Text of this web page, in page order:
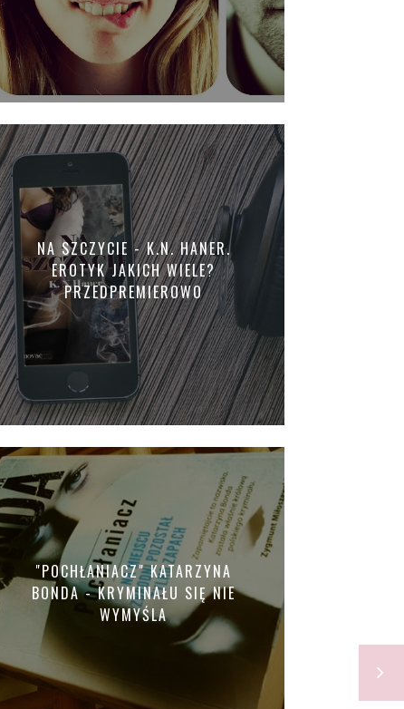
NA SZCZYCIE - K.N. HANER.
EROTYK JAKICH WIELE?
PRZEDPREMIEROWO
"POCHŁANIACZ" KATARZYNA
BONDA - KRYMINAŁU SIĘ NIE
WYMYŚLA